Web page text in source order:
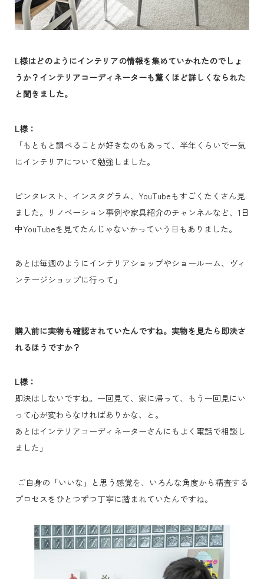
L様はどのようにインテリアの情報を集めていかれたのでしょ
うか？インテリアコーディネーターも驚くほど詳しくなられた
と聞きました。
L様：
「もともと調べることが好きなのもあって、半年くらいで一気
にインテリアについて勉強しました。
ピンタレスト、インスタグラム、YouTubeもすごくたくさん見
ました。リノベーション事例や家具紹介のチャンネルなど、1日
中YouTubeを見てたんじゃないかっていう日もありました。
あとは毎週のようにインテリアショップやショールーム、ヴィ
ンテージショップに行って」
購入前に実物も確認されていたんですね。実物を見たら即決さ
れるほうですか？
L様：
即決はしないですね。一回見て、家に帰って、もう一回見にい
って心が変わらなければありかな、と。
あとはインテリアコーディネーターさんにもよく電話で相談し
ました」
ご自身の「いいな」と思う感覚を、いろんな角度から精査する
プロセスをひとつずつ丁寧に踏まれていたんですね。